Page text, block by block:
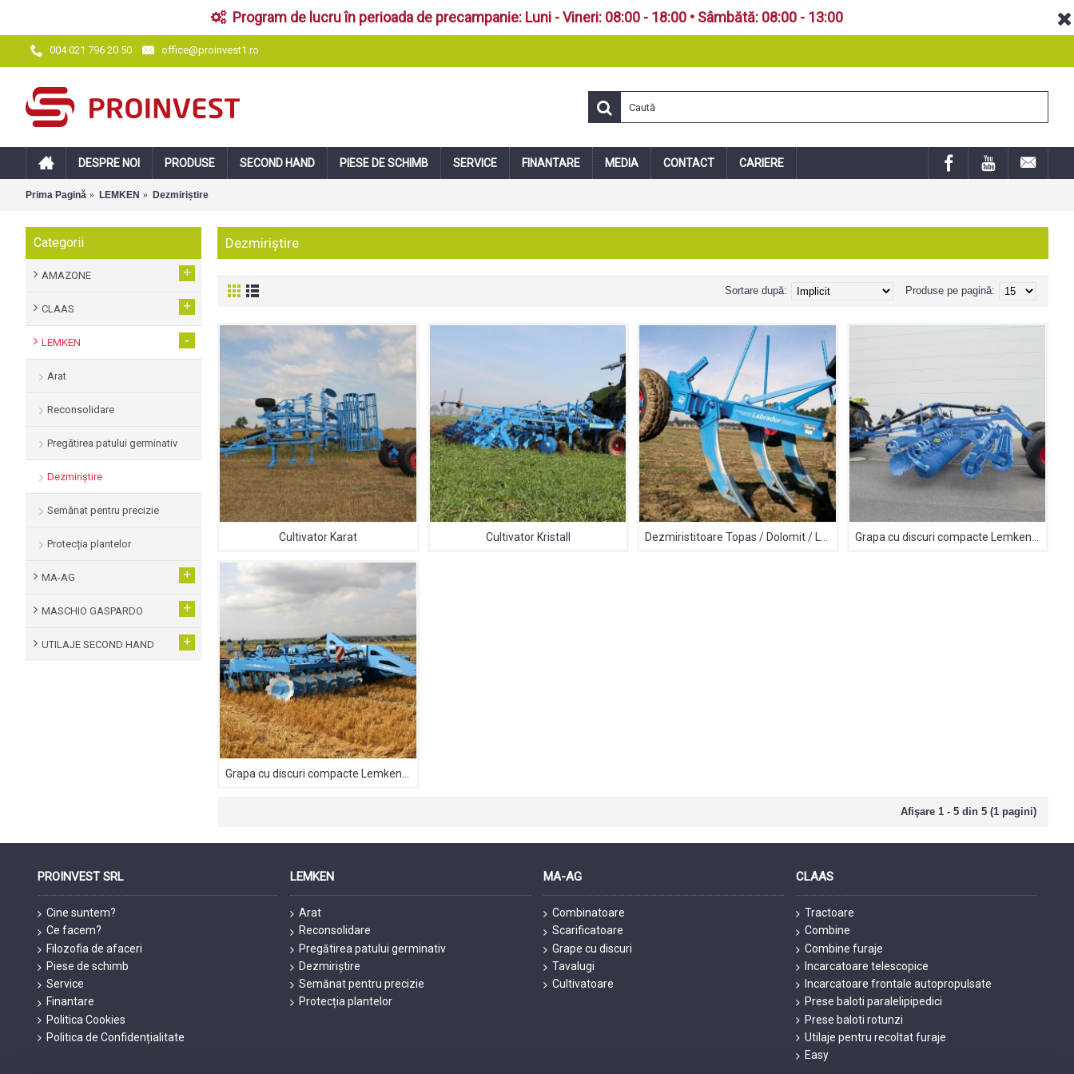
Program de lucru în perioada de precampanie: Luni - Vineri: 08:00 - 18:00 • Sâmbătă: 08:00 - 13:00
004 021 796 20 50 office@proinvest1.ro
DESPRE NOI PRODUSE SECOND HAND PIESE DE SCHIMB SERVICE FINANTARE MEDIA CONTACT CARIERE
Prima Pagină LEMKEN Dezmiriștire
Categorii
AMAZONE +
CLAAS +
LEMKEN -
Arat
Reconsolidare
Pregătirea patului germinativ
Dezmiriștire
Semănat pentru precizie
Protecția plantelor
MA-AG +
MASCHIO GASPARDO +
UTILAJE SECOND HAND +
Dezmiriștire
Produse pe pagină:
Sortare după:
Cultivator Karat Cultivator Kristall
Afişare 1 - 5 din 5 (1 pagini)
PROINVEST SRL
Cine suntem?
Ce facem?
Filozofia de afaceri
Piese de schimb
Service
Finantare
Politica Cookies
Politica de Confidențialitate
LEMKEN
Arat
Reconsolidare
Pregătirea patului germinativ
Dezmiriștire
Semănat pentru precizie
Protecția plantelor
MA-AG
Combinatoare
Scarificatoare
Grape cu discuri
Tavalugi
Cultivatoare
CLAAS
Tractoare
Combine
Combine furaje
Incarcatoare telescopice
Incarcatoare frontale autopropulsate
Prese baloti paralelipipedici
Prese baloti rotunzi
Utilaje pentru recoltat furaje
Easy